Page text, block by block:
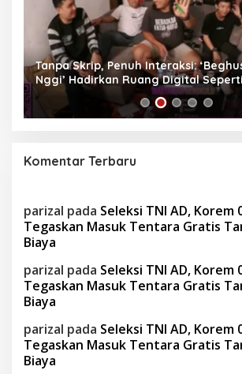
Tanpa Skrip, Penuh Interaksi:
Nggi’ Hadirkan Ruang Digital
Sendiri
Komentar Terbaru
parizal pada Seleksi TNI AD, Korem
Tegaskan Masuk Tentara Gratis
Biaya
parizal pada Seleksi TNI AD, Korem
Tegaskan Masuk Tentara Gratis
Biaya
parizal pada Seleksi TNI AD, Korem
Tegaskan Masuk Tentara Gratis
Biaya